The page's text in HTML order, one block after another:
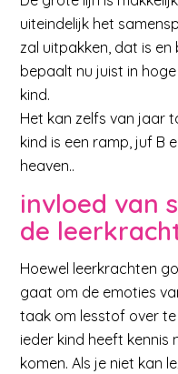
uiteindelijk het
zal uitpakken, dat is
bepaalt nu juist in
kind.
Het kan zelfs van jaar
kind is een ramp, juf B
heaven..
invloed van
de
Hoewel leerkrachten
gaat om de emoties
taak om lesstof over
ieder kind heeft kennis
komen. Als je niet kan